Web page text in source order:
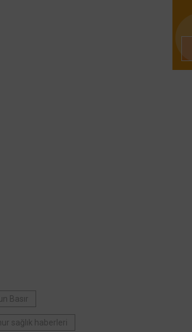
Basır
sağlık haberleri